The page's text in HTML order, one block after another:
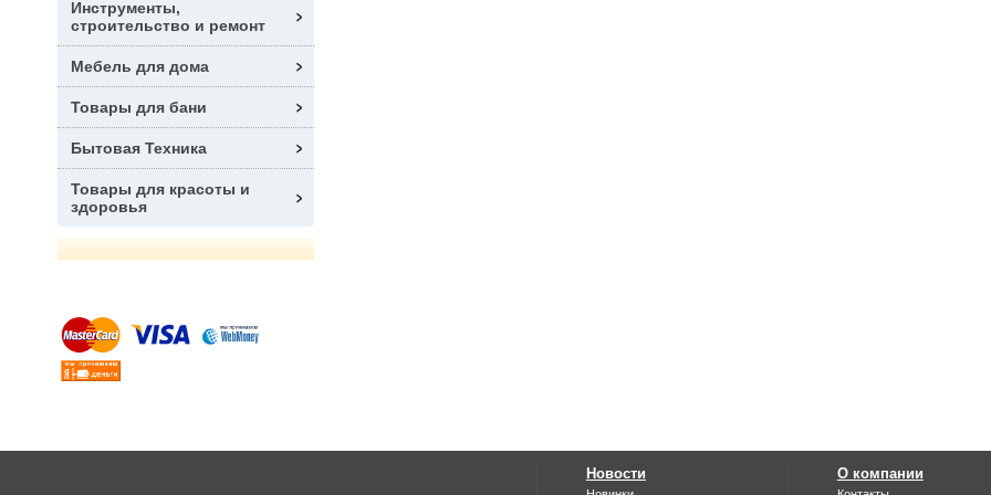
Инструменты,
строительство и ремонт
Мебель для дома
Товары для бани
Бытовая Техника
Товары для красоты и
здоровья
Новости О компании